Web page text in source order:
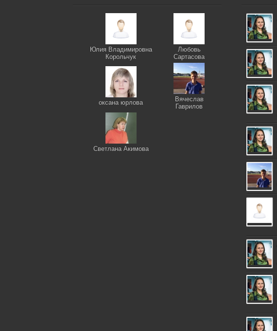
Юлия Владимировна
Корольчук
Любовь
Сартасова
оксана юрлова
Вячеслав
Гаврилов
Светлана Акимова